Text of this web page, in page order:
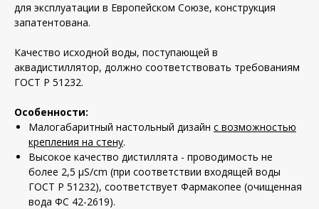
для эксплуатации в Европейском Союзе, конструкция
запатентована.
Качество исходной воды, поступающей в
аквадистиллятор, должно соответствовать требованиям
ГОСТ Р 51232.
Особенности:
Малогабаритный настольный дизайн с возможностью
крепления на стену.
Высокое качество дистиллята - проводимость не
более 2,5 μS/cm (при соответствии входящей воды
ГОСТ Р 51232), соответствует Фармакопее (очищенная
вода ФС 42-2619).